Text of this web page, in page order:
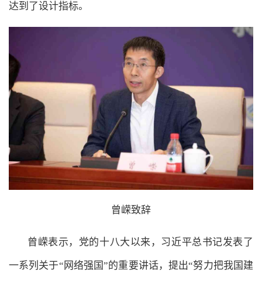
达到了设计指标。
曾嵘致辞
曾嵘表示，党的十八大以来，习近平总书记发表了
一系列关于“网络强国”的重要讲话，提出“努力把我国建